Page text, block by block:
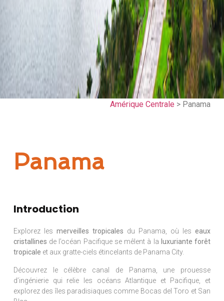
Amérique Centrale > Panama
Panama
Introduction
Explorez les merveilles tropicales du Panama, où leseaux
cristallines de l’océan Pacifique se mêlent à la luxuriante forêt
tropicale et aux gratte-ciels étincelants de Panama City.
Découvrez le célèbre canal de Panama, une prouesse
d’ingénierie qui relie les océans Atlantique et Pacifique, et
explorez des îles paradisiaques comme Bocas del Toro et San